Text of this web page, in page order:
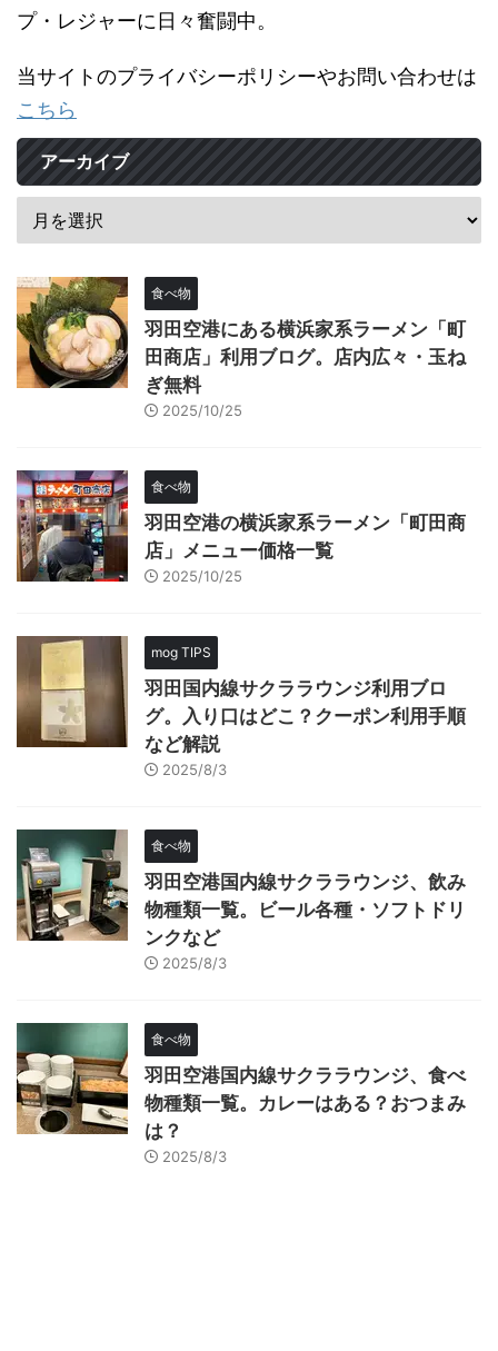
プ・レジャーに日々奮闘中。
当サイトのプライバシーポリシーやお問い合わせは
こちら
アーカイブ
食べ物
羽田空港にある横浜家系ラーメン「町
田商店」利用ブログ。店内広々・玉ね
ぎ無料
2025/10/25
食べ物
羽田空港の横浜家系ラーメン「町田商
店」メニュー価格一覧
2025/10/25
mog TIPS
羽田国内線サクララウンジ利用ブロ
グ。入り口はどこ？クーポン利用手順
など解説
2025/8/3
食べ物
羽田空港国内線サクララウンジ、飲み
物種類一覧。ビール各種・ソフトドリ
ンクなど
2025/8/3
食べ物
羽田空港国内線サクララウンジ、食べ
物種類一覧。カレーはある？おつまみ
は？
2025/8/3